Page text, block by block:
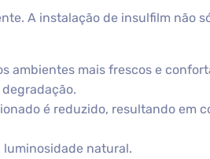
A instalação de insulfilm não
ambientes mais frescos e
é reduzido, resultando em
luminosidade natural.